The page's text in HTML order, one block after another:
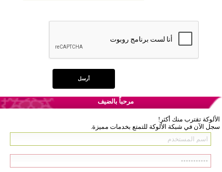
مرحباً بالضيف
الألوكة تقترب منك أكثر!
سجل الآن في شبكة الألوكة للتمتع بخدمات مميزة.